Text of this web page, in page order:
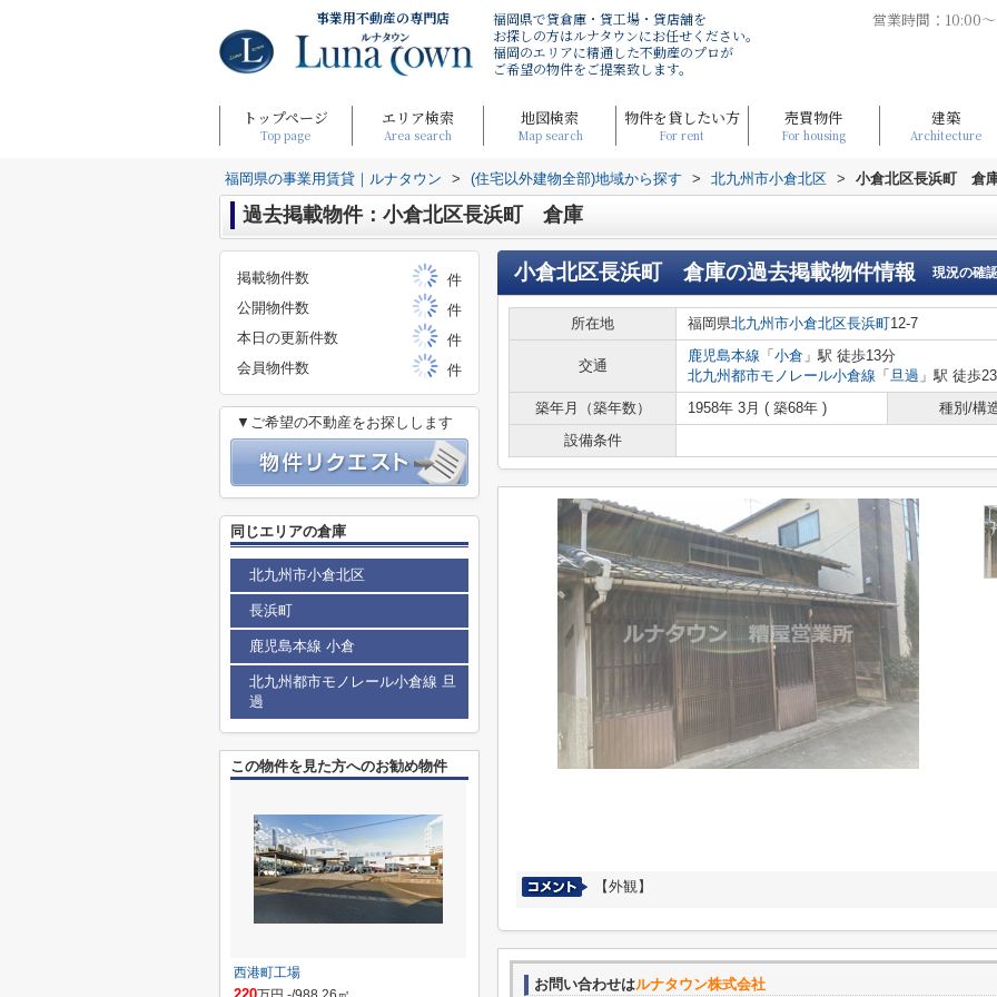
事業用不動産の専門店
福岡県で貸倉庫・貸工場・貸店舗を
お探しの方はルナタウンにお任せください。
福岡のエリアに精通した不動産のプロが
ご希望の物件をご提案致します。
営業時間：10:00
トップページ
Top page
エリア検索
Area search
地図検索
Map search
物件を貸したい方
For rent
売買物件
For housing
建築
Architecture
福岡県の事業用賃貸｜ルナタウン > (住宅以外建物全部)地域から探す > 北九州市小倉北区 > 小倉北区長浜町 倉
過去掲載物件：小倉北区長浜町 倉庫
小倉北区長浜町 倉庫の過去掲載物件情報 現況の確
所在地 福岡県北九州市小倉北区長浜町12-7
交通
鹿児島本線 「 小倉 」駅 徒歩13分
北九州都市モノレール小倉線 「 旦過 」駅 徒歩
築年月（築年数）
1958年 3月 ( 築68年 )
種別/構
設備条件
【外観】
お問い合わせはルナタウン株式会社
掲載物件数
件
公開物件数
件
本日の更新件数
件
会員物件数
件
▼ご希望の不動産をお探しします
同じエリアの倉庫
北九州市小倉北区
長浜町
鹿児島本線 小倉
北九州都市モノレール小倉線 旦
過
この物件を見た方へのお勧め物件
西港町工場